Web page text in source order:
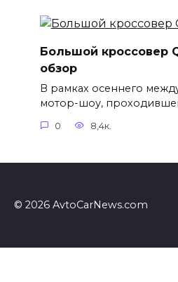
Большой кроссовер
обзор
В рамках осеннего
мотор-шоу,
0 8,4к.
© 2026 AvtoCarNews.com